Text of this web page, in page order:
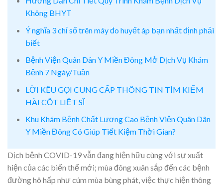
Không BHYT
Ý nghĩa 3 chỉ số trên máy đo huyết áp bạn nhất định phải
biết
Bệnh Viện Quân Dân Y Miền Đông Mở Dịch Vụ Khám
Bệnh 7 Ngày/Tuần
LỜI KÊU GỌI CUNG CẤP THÔNG TIN TÌM KIẾM
HÀI CỐT LIỆT SĨ
Khu Khám Bệnh Chất Lượng Cao Bệnh Viện Quân Dân
Y Miền Đông Có Giúp Tiết Kiệm Thời Gian?
Dịch bệnh COVID-19 vẫn đang hiện hữu cùng với sự xuất
hiện của các biến thể mới; mùa đông xuân sắp đến các bệnh
đường hô hấp như cúm mùa bùng phát, việc thực hiện thông